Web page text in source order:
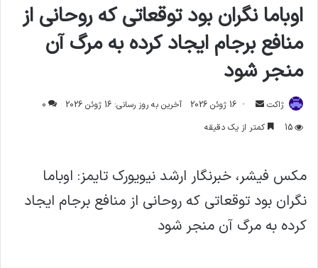
اوباما نگران بود توقعاتی که روحانی از
منافع برجام ایجاد کرده به مرگ آن
منجر شود
ژاکت
ارسال
ایمیل
16 ژوئن 2026 آخرین به روز رسانی: 16 ژوئن 2026
0
15
کمتر از یک دقیقه
مکس فیشر، خبرنگار ارشد نیویورک تایمز: اوباما
نگران بود توقعاتی که روحانی از منافع برجام ایجاد
کرده به مرگ آن منجر شود